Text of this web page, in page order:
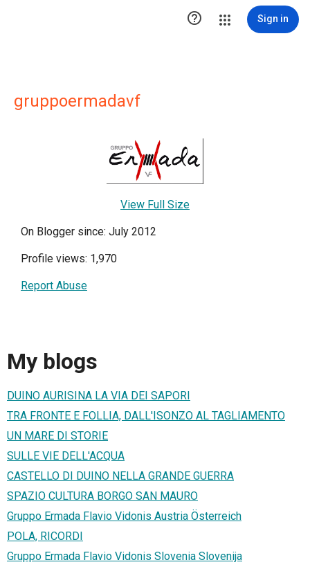
 Sign in
gruppoermadavf
View Full Size
On Blogger since: July 2012
Profile views: 1,970
Report Abuse
My blogs
DUINO AURISINA LA VIA DEI SAPORI
TRA FRONTE E FOLLIA, DALL'ISONZO AL TAGLIAMENTO
UN MARE DI STORIE
SULLE VIE DELL'ACQUA
CASTELLO DI DUINO NELLA GRANDE GUERRA
SPAZIO CULTURA BORGO SAN MAURO
Gruppo Ermada Flavio Vidonis Austria Österreich
POLA, RICORDI
Gruppo Ermada Flavio Vidonis Slovenia Slovenija